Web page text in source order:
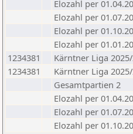
Elozahl per
Elozahl per
Elozahl per
Elozahl per
1234381
Kärntner Liga
1234381
Kärntner Liga
Gesamtpartien 2
Elozahl per
Elozahl per
Elozahl per